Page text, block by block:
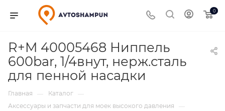
0
R+M 40005468 Ниппель
600bar, 1/4внут, нерж.сталь
для пенной насадки
Главная — Каталог —
Аксессуары и запчасти для моек высокого давления
—